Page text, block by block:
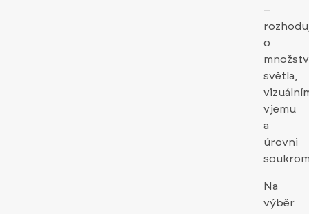
–
o
světla,
vjemu
a
úrovni
Na
výběr